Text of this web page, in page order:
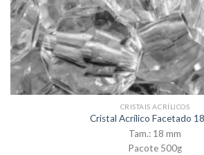
CRISTAIS ACRÍLICOS
Cristal Acrílico Facetado
Tam.: 18 mm
Pacote 500g